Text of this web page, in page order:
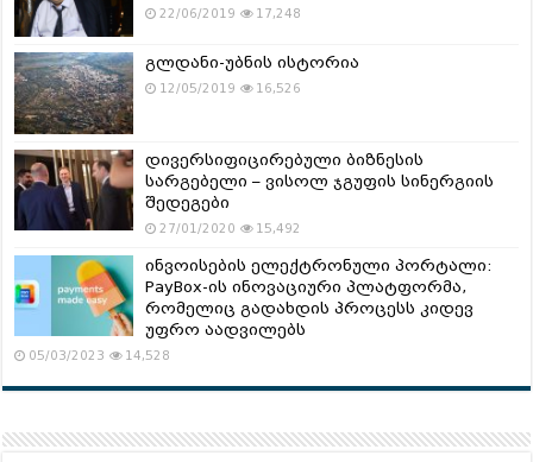
22/06/2019 17,248
გლდანი-უბნის ისტორია
12/05/2019 16,526
დივერსიფიცირებული ბიზნესის
სარგებელი – ვისოლ ჯგუფის სინერგიის
შედეგები
27/01/2020 15,492
ინვოისების ელექტრონული პორტალი:
PayBox-ის ინოვაციური პლატფორმა,
რომელიც გადახდის პროცესს კიდევ
უფრო აადვილებს
05/03/2023 14,528